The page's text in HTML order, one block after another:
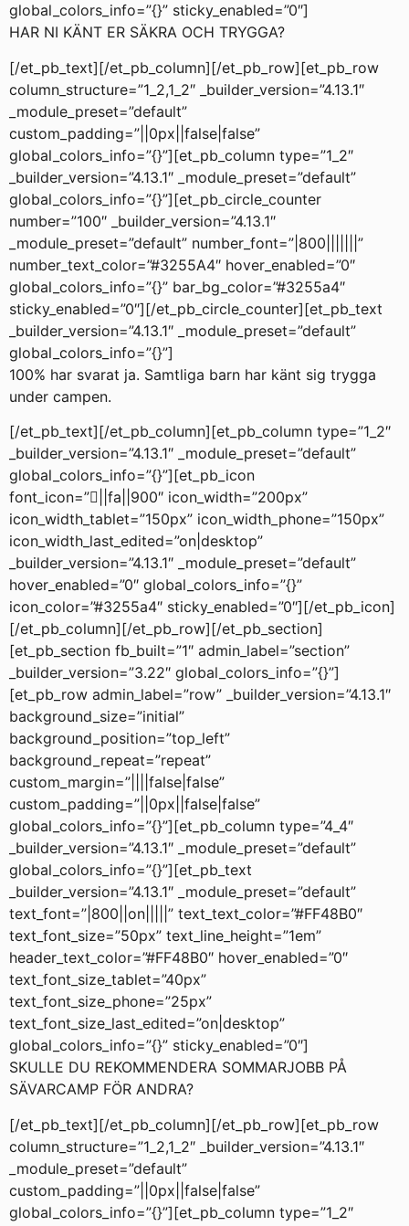
global_colors_info=”{}” sticky_enabled=”0″]
HAR NI KÄNT ER SÄKRA OCH TRYGGA?
[/et_pb_text][/et_pb_column][/et_pb_row][et_pb_row
column_structure=”1_2,1_2″ _builder_version=”4.13.1″
_module_preset=”default”
custom_padding=”||0px||false|false”
global_colors_info=”{}”][et_pb_column type=”1_2″
_builder_version=”4.13.1″ _module_preset=”default”
global_colors_info=”{}”][et_pb_circle_counter
number=”100″ _builder_version=”4.13.1″
_module_preset=”default” number_font=”|800|||||||”
number_text_color=”#3255A4″ hover_enabled=”0″
global_colors_info=”{}” bar_bg_color=”#3255a4″
sticky_enabled=”0″][/et_pb_circle_counter][et_pb_text
_builder_version=”4.13.1″ _module_preset=”default”
global_colors_info=”{}”]
100% har svarat ja. Samtliga barn har känt sig trygga
under campen.
[/et_pb_text][/et_pb_column][et_pb_column type=”1_2″
_builder_version=”4.13.1″ _module_preset=”default”
global_colors_info=”{}”][et_pb_icon
font_icon=”||fa||900″ icon_width=”200px”
icon_width_tablet=”150px” icon_width_phone=”150px”
icon_width_last_edited=”on|desktop”
_builder_version=”4.13.1″ _module_preset=”default”
hover_enabled=”0″ global_colors_info=”{}”
icon_color=”#3255a4″ sticky_enabled=”0″][/et_pb_icon]
[/et_pb_column][/et_pb_row][/et_pb_section]
[et_pb_section fb_built=”1″ admin_label=”section”
_builder_version=”3.22″ global_colors_info=”{}”]
[et_pb_row admin_label=”row” _builder_version=”4.13.1″
background_size=”initial”
background_position=”top_left”
background_repeat=”repeat”
custom_margin=”||||false|false”
custom_padding=”||0px||false|false”
global_colors_info=”{}”][et_pb_column type=”4_4″
_builder_version=”4.13.1″ _module_preset=”default”
global_colors_info=”{}”][et_pb_text
_builder_version=”4.13.1″ _module_preset=”default”
text_font=”|800||on|||||” text_text_color=”#FF48B0″
text_font_size=”50px” text_line_height=”1em”
header_text_color=”#FF48B0″ hover_enabled=”0″
text_font_size_tablet=”40px”
text_font_size_phone=”25px”
text_font_size_last_edited=”on|desktop”
global_colors_info=”{}” sticky_enabled=”0″]
SKULLE DU REKOMMENDERA SOMMARJOBB PÅ
SÄVARCAMP FÖR ANDRA?
[/et_pb_text][/et_pb_column][/et_pb_row][et_pb_row
column_structure=”1_2,1_2″ _builder_version=”4.13.1″
_module_preset=”default”
custom_padding=”||0px||false|false”
global_colors_info=”{}”][et_pb_column type=”1_2″